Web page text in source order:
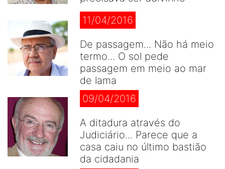
11/04/2016
De passagem... Não há meio
termo... O sol pede
passagem em meio ao mar
de lama
09/04/2016
A ditadura através do
Judiciário... Parece que a
casa caiu no último bastião
da cidadania